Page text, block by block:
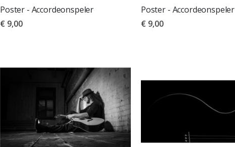
Poster - Accordeonspeler
€ 9,00
Poster - Accordeonspeler
€ 9,00